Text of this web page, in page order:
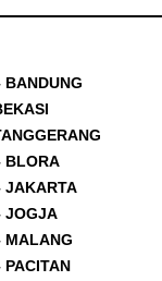
BANDUNG
BLORA
JAKARTA
JOGJA
MALANG
PACITAN